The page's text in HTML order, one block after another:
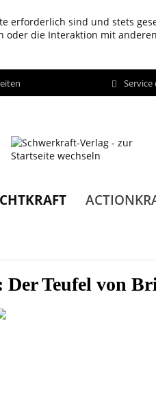
erforderlich sind und stets
die Interaktion mit
Teufel von